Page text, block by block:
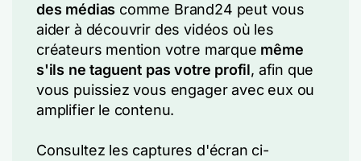
des médias comme Brand24 peut vous
aider à découvrir des vidéos où les
créateurs mention votre marque même
s'ils ne taguent pas votre profil, afin que
vous puissiez vous engager avec eux ou
amplifier le contenu.
Consultez les captures d'écran ci-